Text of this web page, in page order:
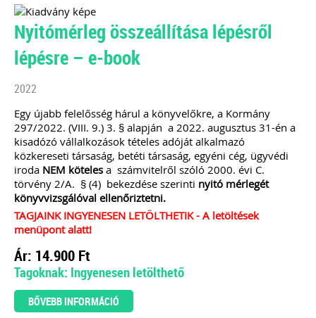
Nyitómérleg összeállítása lépésről
lépésre – e-book
2022
Egy újabb felelősség hárul a könyvelőkre, a Kormány
297/2022. (VIII. 9.) 3. § alapján a 2022. augusztus 31-én a
kisadózó vállalkozások tételes adóját alkalmazó
közkereseti társaság, betéti társaság, egyéni cég, ügyvédi
iroda NEM köteles a számvitelről szóló 2000. évi C.
törvény 2/A. § (4) bekezdése szerinti nyitó mérlegét
könyvvizsgálóval ellenőriztetni.
TAGJAINK INGYENESEN LETÖLTHETIK - A letöltések
menüpont alatt!
Ár: 14.900 Ft
Tagoknak: Ingyenesen letölthető
BŐVEBB INFORMÁCIÓ